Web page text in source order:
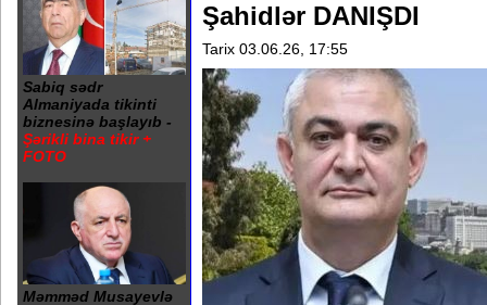
Sabiq sədr
Almaniyada tikinti
biznesinə başlayıb -
Şərikli bina tikir +
FOTO
Məmməd Musayevlə
Şahidlər DANIŞDI
Tarix 03.06.26, 17:55